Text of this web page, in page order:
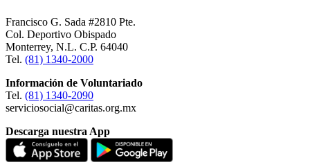
Francisco G. Sada #2810 Pte.
Col. Deportivo Obispado
Monterrey, N.L. C.P. 64040
Tel. (81) 1340-2000
Información de Voluntariado
Tel. (81) 1340-2090
serviciosocial@caritas.org.mx
Descarga nuestra App